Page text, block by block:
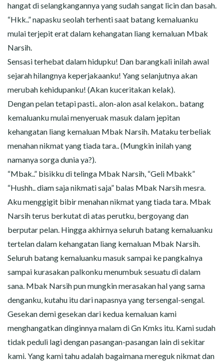
hangat di selangkangannya yang sudah sangat licin dan basah.
“Hkk..” napasku seolah terhenti saat batang kemaluanku
mulai terjepit erat dalam kehangatan liang kemaluan Mbak
Narsih.
Sensasi terhebat dalam hidupku! Dan barangkali inilah awal
sejarah hilangnya keperjakaanku! Yang selanjutnya akan
merubah kehidupanku! (Akan kuceritakan kelak).
Dengan pelan tetapi pasti.. alon-alon asal kelakon.. batang
kemaluanku mulai menyeruak masuk dalam jepitan
kehangatan liang kemaluan Mbak Narsih. Mataku terbeliak
menahan nikmat yang tiada tara.. (Mungkin inilah yang
namanya sorga dunia ya?).
“Mbak..” bisikku di telinga Mbak Narsih, “Geli Mbakk”
“Hushh.. diam saja nikmati saja” balas Mbak Narsih mesra.
Aku menggigit bibir menahan nikmat yang tiada tara. Mbak
Narsih terus berkutat di atas perutku, bergoyang dan
berputar pelan. Hingga akhirnya seluruh batang kemaluanku
tertelan dalam kehangatan liang kemaluan Mbak Narsih.
Seluruh batang kemaluanku masuk sampai ke pangkalnya
sampai kurasakan palkonku menumbuk sesuatu di dalam
sana. Mbak Narsih pun mungkin merasakan hal yang sama
denganku, kutahu itu dari napasnya yang tersengal-sengal.
Gesekan demi gesekan dari kedua kemaluan kami
menghangatkan dinginnya malam di Gn Kmks itu. Kami sudah
tidak peduli lagi dengan pasangan-pasangan lain di sekitar
kami. Yang kami tahu adalah bagaimana mereguk nikmat dan